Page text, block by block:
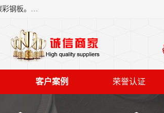
上海轩本实业有限公司主营产品：宝钢彩钢板、宝钢彩钢卷、宝钢彩涂板、宝钢彩涂卷、宝钢高耐候彩钢板，宝钢氟碳彩钢板。是一家集钢铁贸易，物流、加工为一体的产业全配套公司。
客户案例 荣誉认证